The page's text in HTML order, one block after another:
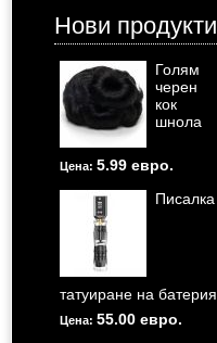
Нови продукти
Голям
черен
кок
шнола
Цена: 5.99 евро.
Писалка
татуиране на батерия
Цена: 55.00 евро.